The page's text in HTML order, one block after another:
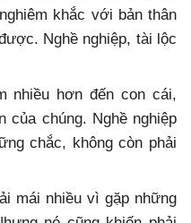
khắc với bản thân
Nghề nghiệp, tài lộc
nhiều hơn đến con cái,
của chúng. Nghề nghiệp
chắc, không còn phải
mái nhiều vì gặp những